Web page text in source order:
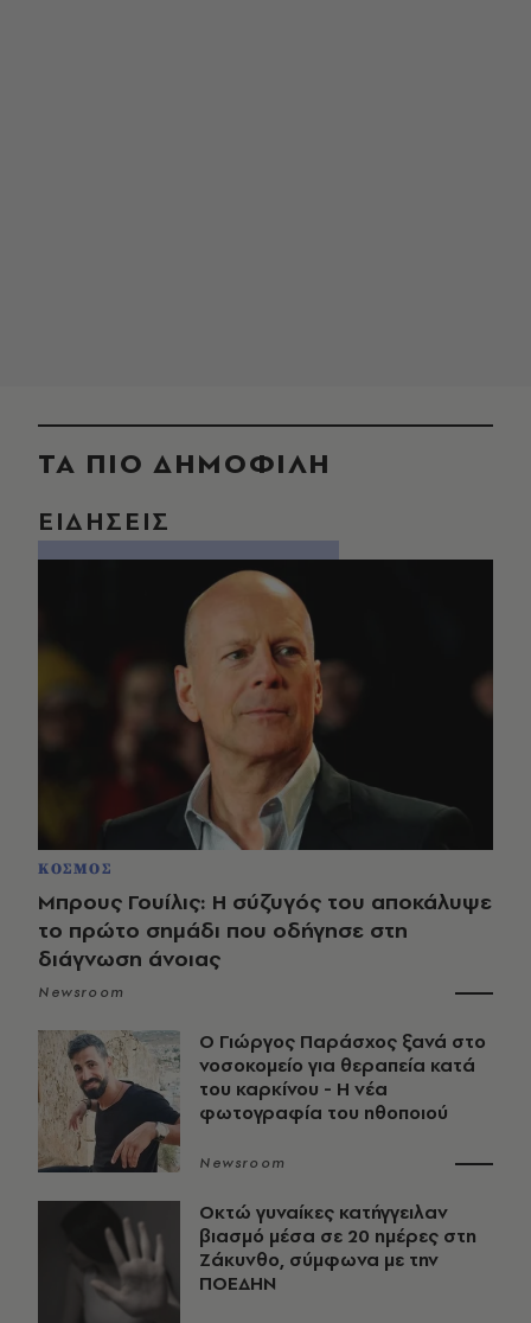
ΤΑ ΠΙΟ ΔΗΜΟΦΙΛΗ
ΕΙΔΗΣΕΙΣ
ΚΟΣΜΟΣ
Μπρους Γουίλις: Η σύζυγός του αποκάλυψε
το πρώτο σημάδι που οδήγησε στη
διάγνωση άνοιας
Newsroom
O Γιώργος Παράσχος ξανά στο
νοσοκομείο για θεραπεία κατά
του καρκίνου - Η νέα
φωτογραφία του ηθοποιού
Newsroom
Οκτώ γυναίκες κατήγγειλαν
βιασμό μέσα σε 20 ημέρες στη
Ζάκυνθο, σύμφωνα με την
ΠΟΕΔΗΝ